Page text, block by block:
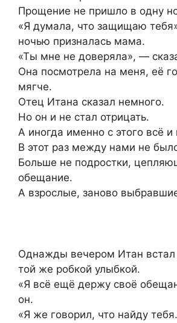
Прощение не пришло в одну
«Я думала, что защищаю
ночью призналась мама.
«Ты мне не доверяла», —
Она посмотрела на меня, её
мягче.
Отец Итана сказал немного.
Но он и не стал отрицать.
А иногда именно с этого всё и
В этот раз между нами не
Больше не подростки,
обещание.
А взрослые, заново
Однажды вечером Итан
той же робкой улыбкой.
«Я всё ещё держу своё
он.
«Я же говорил, что найду